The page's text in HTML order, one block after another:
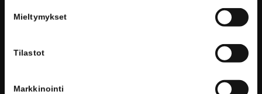
Mieltymykset
Tilastot
Markkinointi